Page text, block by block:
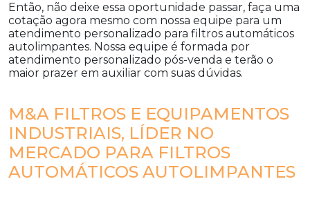
Então, não deixe essa oportunidade passar, faça uma
cotação agora mesmo com nossa equipe para um
atendimento personalizado para filtros automáticos
autolimpantes. Nossa equipe é formada por
atendimento personalizado pós-venda e terão o
maior prazer em auxiliar com suas dúvidas.
M&A FILTROS E EQUIPAMENTOS
INDUSTRIAIS, LÍDER NO
MERCADO PARA FILTROS
AUTOMÁTICOS AUTOLIMPANTES